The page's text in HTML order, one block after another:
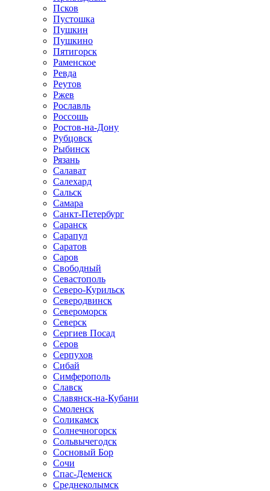
Псков
Пустошка
Пушкин
Пушкино
Пятигорск
Раменское
Ревда
Реутов
Ржев
Рославль
Россошь
Ростов-на-Дону
Рубцовск
Рыбинск
Рязань
Салават
Салехард
Сальск
Самара
Санкт-Петербург
Саранск
Сарапул
Саратов
Саров
Свободный
Севастополь
Северо-Курильск
Северодвинск
Североморск
Северск
Сергиев Посад
Серов
Серпухов
Сибай
Симферополь
Славск
Славянск-на-Кубани
Смоленск
Соликамск
Солнечногорск
Сольвычегодск
Сосновый Бор
Сочи
Спас-Деменск
Среднеколымск